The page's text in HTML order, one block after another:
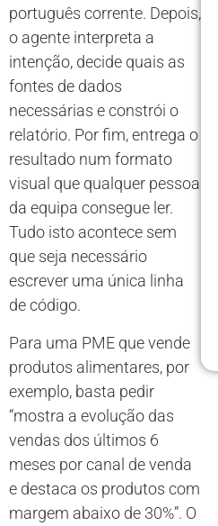
português corrente. Depois,
o agente interpreta a
intenção, decide quais as
fontes de dados
necessárias e constrói o
relatório. Por fim, entrega o
resultado num formato
visual que qualquer pessoa
da equipa consegue ler.
Tudo isto acontece sem
que seja necessário
escrever uma única linha
de código.
Para uma PME que vende
produtos alimentares, por
exemplo, basta pedir
“mostra a evolução das
vendas dos últimos 6
meses por canal de venda
e destaca os produtos com
margem abaixo de 30%”. O